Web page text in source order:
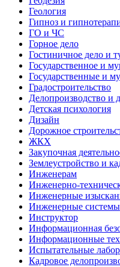
Геология
Гипноз и
ГО и ЧС
Горное дело
Гостиничное дело и
Государственное и
Государственные и
Градостроительство
Делопроизводство и
Детская психология
Дизайн
Дорожное
ЖКХ
Закупочная
Землеустройство и
Инженерам
Инженерно-
Инженерные
Инженерные системы
Инструктор
Информационная
Информационные
Испытательные
Кадровое